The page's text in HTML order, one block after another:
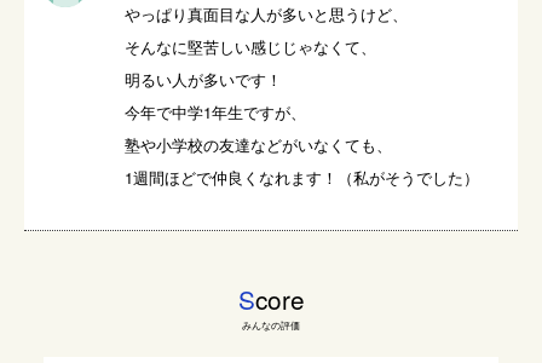
やっぱり真面目な人が多いと思うけど、
そんなに堅苦しい感じじゃなくて、
明るい人が多いです！
今年で中学1年生ですが、
塾や小学校の友達などがいなくても、
1週間ほどで仲良くなれます！（私がそうでした）
Score
みんなの評価